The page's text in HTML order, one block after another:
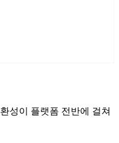
성이 플랫폼 전반에 걸쳐